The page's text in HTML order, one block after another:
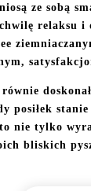
ze sobą
relaksu i
posiłek
nie tylko
bliskich